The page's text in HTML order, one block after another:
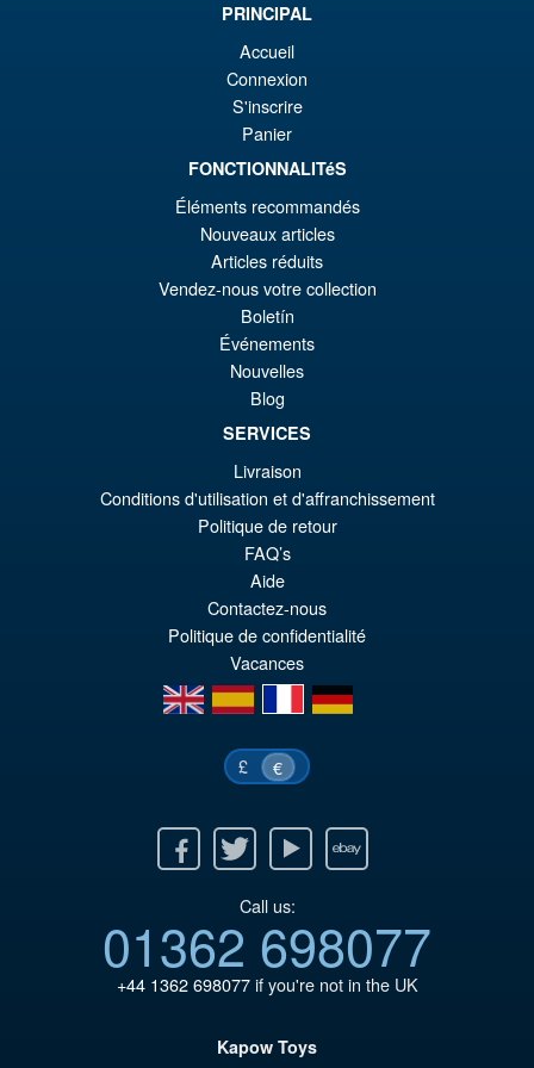
S.H.Figuarts One Piece Sir
Crocodile (Marineford) Action
Figure
PRÉ COMMANDE
S.H.MonsterArts Godzilla
Tokyo SOS Kiryu Graphic Plus
( Mechagodzilla )
PRÉ COMMANDE
PRINCIPAL
Accueil
Connexion
S'inscrire
Panier
FONCTIONNALITéS
Éléments recommandés
Nouveaux articles
Articles réduits
Vendez-nous votre collection
Boletín
Événements
Nouvelles
Blog
SERVICES
Livraison
Conditions d'utilisation et d'affranchissement
Politique de retour
FAQ’s
Aide
Contactez-nous
Politique de confidentialité
Vacances
en
es fr de
£ €
Twitter Youtube Ebay
Call us:
01362 698077
+44 1362 698077if you're not in the UK
Kapow Toys